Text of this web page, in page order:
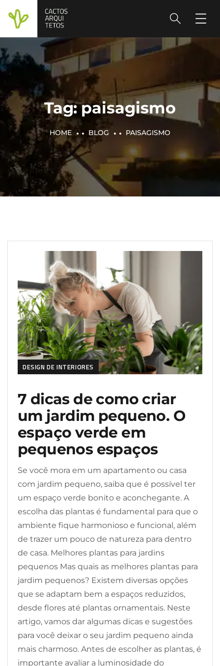
Tag:paisagismo
HOME BLOG PAISAGISMO
DESIGN DE INTERIORES
7 dicas de como criar
um jardim pequeno. O
espaço verde em
pequenos espaços
Se você mora em um apartamento ou casa
com jardim pequeno, saiba que é possível ter
um espaço verde bonito e aconchegante. A
escolha das plantas é fundamental para que o
ambiente fique harmonioso e funcional, além
de trazer um pouco de natureza para dentro
de casa. Melhores plantas para jardins
pequenos Mas quais as melhores plantas para
jardim pequenos? Existem diversas opções
que se adaptam bem a espaços reduzidos,
desde flores até plantas ornamentais. Neste
artigo, vamos dar algumas dicas e sugestões
para você deixar o seu jardim pequeno ainda
mais charmoso. Antes de escolher as plantas, é
importante avaliar a luminosidade do